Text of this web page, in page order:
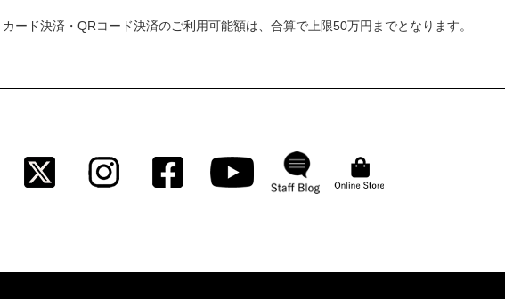
ード決済・QRコード決済のご利用可能額は、合算で上限50万円までとなります。